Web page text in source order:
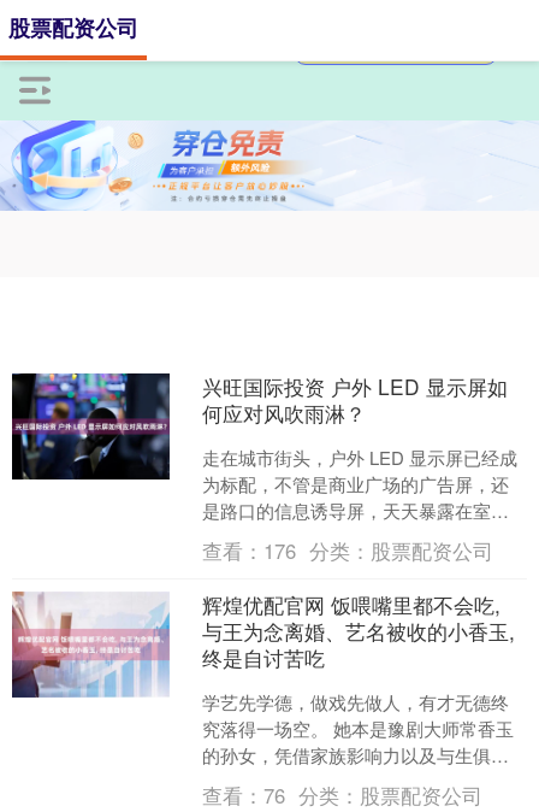
股票配资公司
兴旺国际投资 户外 LED 显示屏如
何应对风吹雨淋？
走在城市街头，户外 LED 显示屏已经成
为标配，不管是商业广场的广告屏，还
是路口的信息诱导屏，天天暴露在室
外，经历风吹日晒雨淋，为什么还能稳
定工作？很多人对此都....
查看： 176 分类： 股票配资公司
辉煌优配官网 饭喂嘴里都不会吃,
与王为念离婚、艺名被收的小香玉,
终是自讨苦吃
学艺先学德，做戏先做人，有才无德终
究落得一场空。 她本是豫剧大师常香玉
的孙女，凭借家族影响力以及与生俱来
的天赋，被无数老艺术家视为国粹门
查看：76 分类： 股票配资公司